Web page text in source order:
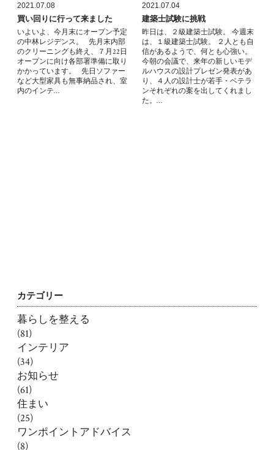
2021.07.08
買い回りに行って来ました
いよいよ、今月末にオープン予定
の中林レジデンス。 先月末内部
のクリーニングも終え、７月22日
オープンに向け各部署準備に取り
かかっています。 先日ソファー
など大型家具も無事納品され、室
内のインテ…
2021.07.04
建築士試験に挑戦
昨日は、２級建築士試験。 今週末
は、１級建築士試験。 ２人とも自
信があるようで、何とも心強い。
今朝の会議で、来年の新しいモデ
ルハウスの設計プレゼン発表があ
り、４人の設計士が若手・ベテラ
ンそれぞれの案を出してくれまし
た。…
カテゴリー
暮らしを整える
(81)
インテリア
(34)
お知らせ
(61)
住まい
(25)
ワンポイントアドバイス
(8)